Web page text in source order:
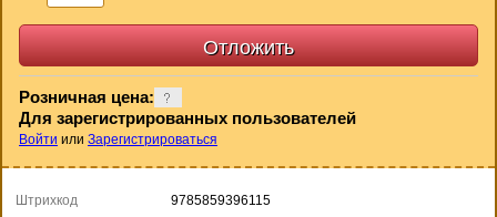
Розничная цена:
Для зарегистрированных пользователей
Войти или Зарегистрироваться
Штрихкод
9785859396115